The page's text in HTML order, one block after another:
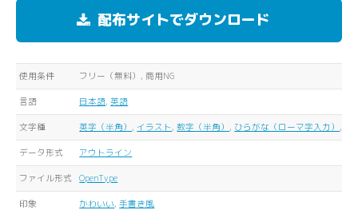
配布サイトでダウンロード
使用条件 フリー（無料）, 商用NG
言語 日本語,英語
文字種 英字（半角） , イラスト, 数字（半角） , ひらがな（ローマ字入力） ,
データ形式 アウトライン
ファイル形式 OpenType
印象 かわいい,手書き風